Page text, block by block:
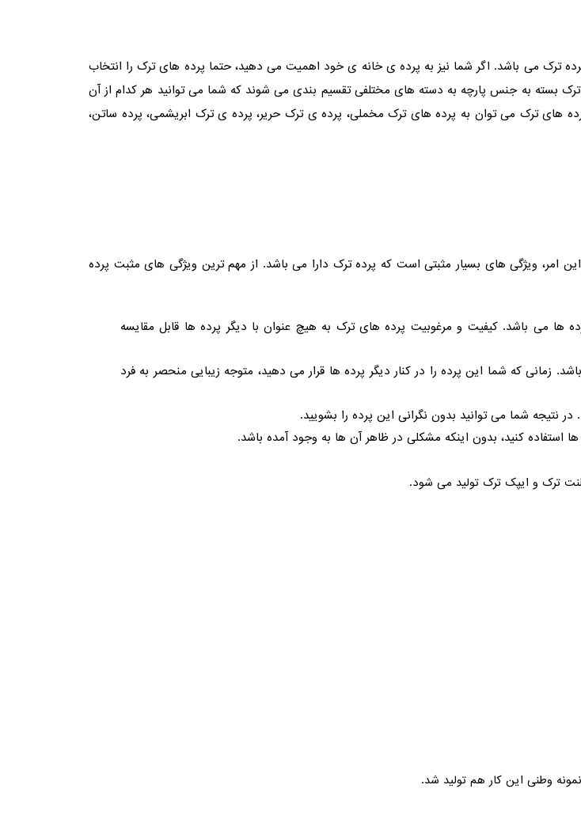
ترک می باشد. اگر شما نیز به پرده ی خانه ی خود اهمیت می دهید، حتما پرده های ترک را انتخاب
ترک بسته به جنس پارچه به دسته های مختلفی تقسیم بندی می شوند که شما می توانید هر کدام از آن
های ترک می توان به پرده های ترک مخملی، پرده ی ترک حریر، پرده ی ترک ابریشمی، پرده ساتن،
ویژگی های بسیار مثبتی است که پرده ترک دارا می باشد. از مهم ترین ویژگی های مثبت پرده
ها می باشد. کیفیت و مرغوبیت پرده های ترک به هیچ عنوان با دیگر پرده ها قابل مقایسه
زمانی که شما این پرده را در کنار دیگر پرده ها قرار می دهید، متوجه زیبایی منحصر به فرد
شما می توانید بدون نگرانی این پرده را بشویید.
استفاده کنید، بدون اینکه مشکلی در ظاهر آن ها به وجود آمده باشد.
وطنی این کار هم تولید شد.